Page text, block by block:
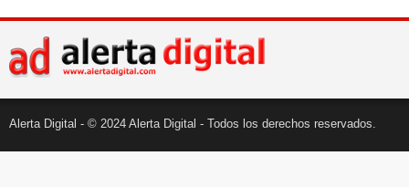
Alerta Digital - © 2024 Alerta Digital - Todos los derechos reservados.